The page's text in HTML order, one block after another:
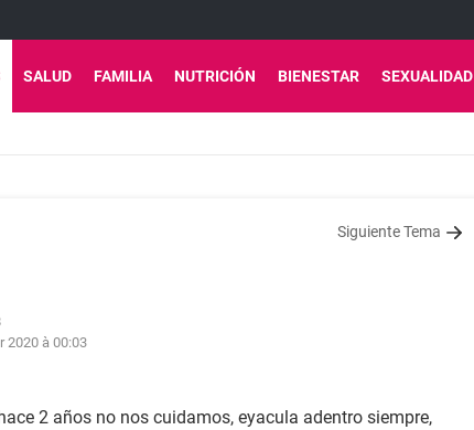
SALUD FAMILIA NUTRICIÓN BIENESTAR SEXUALIDAD
Siguiente Tema
2020 à 00:03
2 años no nos cuidamos, eyacula adentro siempre,